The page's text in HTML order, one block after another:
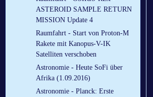
ASTEROID SAMPLE RETURN
MISSION Update 4
Raumfahrt - Start von Proton-M
Rakete mit Kanopus-V-IK
Satelliten verschoben
Astronomie - Heute SoFi über
Afrika (1.09.2016)
Astronomie - Planck: Erste